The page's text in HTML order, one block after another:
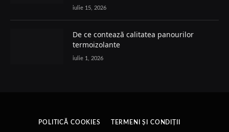
iulie 15, 2026
De ce contează calitatea panourilor
termoizolante
iulie 1, 2026
POLITICĂ COOKIES TERMENI ȘI CONDIȚII